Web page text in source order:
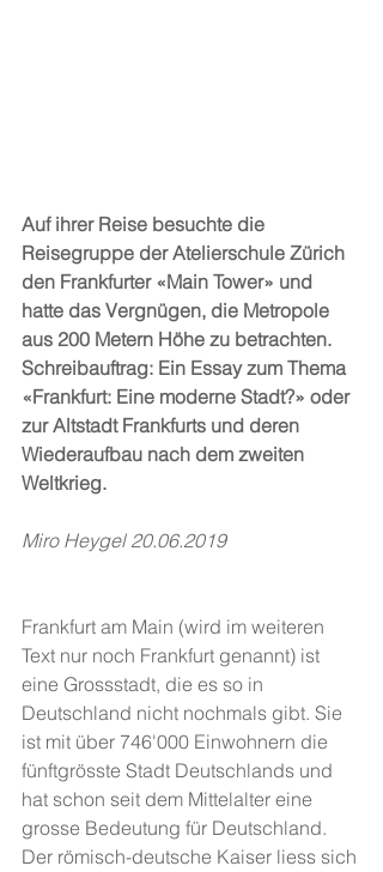
Auf ihrer Reise besuchte die
Reisegruppe der Atelierschule Zürich
den Frankfurter «Main Tower» und
hatte das Vergnügen, die Metropole
aus 200 Metern Höhe zu betrachten.
Schreibauftrag: Ein Essay zum Thema
«Frankfurt: Eine moderne Stadt?» oder
zur Altstadt Frankfurts und deren
Wiederaufbau nach dem zweiten
Weltkrieg.
Miro Heygel 20.06.2019
Frankfurt am Main (wird im weiteren
Text nur noch Frankfurt genannt) ist
eine Grossstadt, die es so in
Deutschland nicht nochmals gibt. Sie
ist mit über 746'000 Einwohnern die
fünftgrösste Stadt Deutschlands und
hat schon seit dem Mittelalter eine
grosse Bedeutung für Deutschland.
Der römisch-deutsche Kaiser liess sich